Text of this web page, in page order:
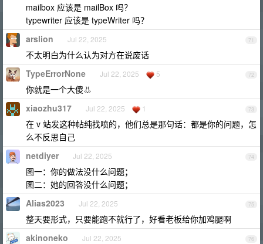
mailbox 应该是 mailBox 吗？
typewriter 应该是 typeWriter 吗？
71
arslion Jul 22, 2025
不太明白为什么认为对方在说废话
72
TypeErrorNone Jul 22, 2025 5
你就是一个大傻👃
73
xiaozhu317 Jul 22, 2025 1
在 v 站发这种帖纯找喷的，他们总是那句话：都是你的问题，怎
么不反思自己
74
netdiyer Jul 22, 2025
图一：你的做法没什么问题；
图二：她的回答没什么问题；
75
Alias2023 Jul 22, 2025
整天要形式，只要能跑不就行了，好看老板给你加鸡腿啊
76
akinoneko Jul 22, 2025